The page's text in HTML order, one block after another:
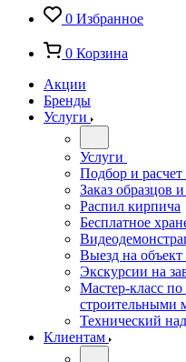
0 Избранное
0 Корзина
Акции
Бренды
Услуги
Услуги
Подбор и расчет
Заказ образцов
Распил кирпича
Бесплатное
Выезд на объект
Экскурсии на
Мастер-класс по
строительными
Технический
Клиентам